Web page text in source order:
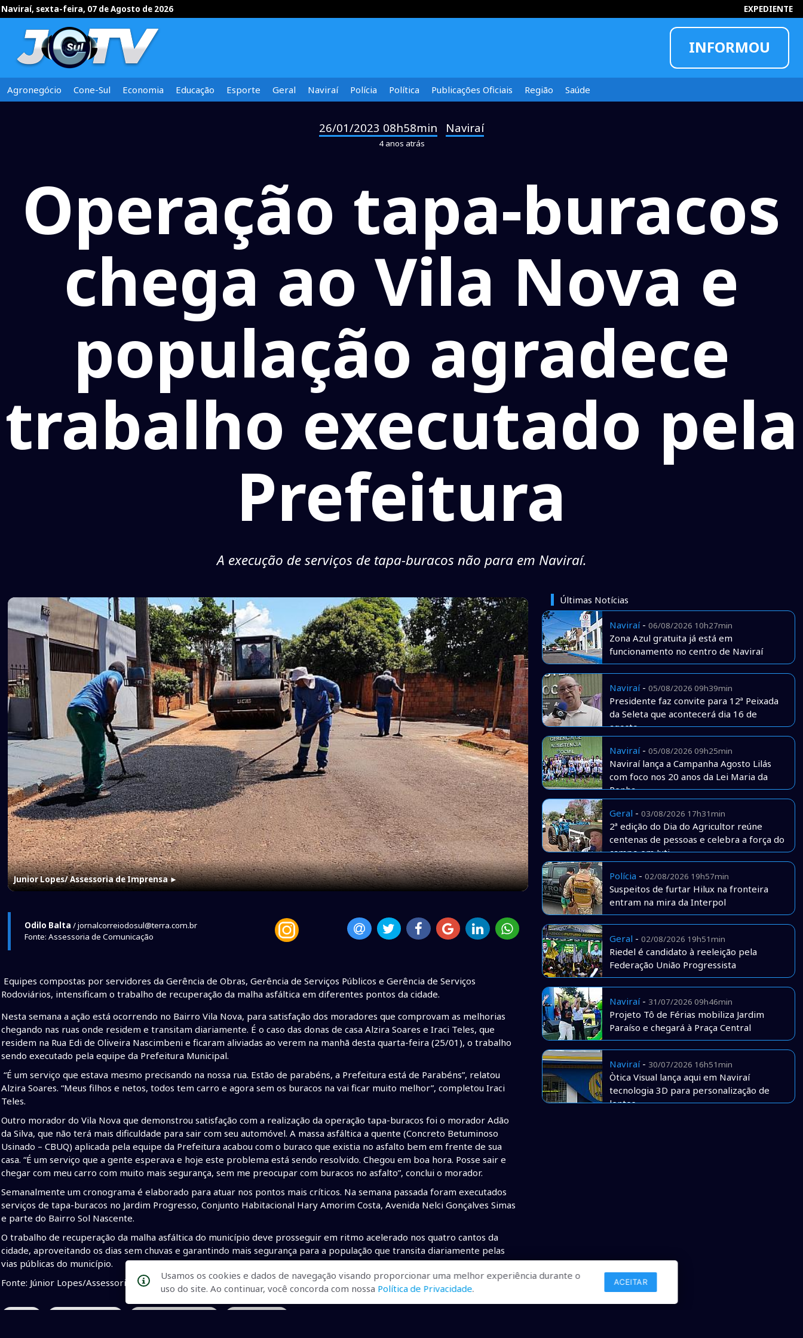
Naviraí, sexta-feira, 07 de Agosto de 2026 EXPEDIENTE
INFORMOU
Agronegócio Cone-Sul Economia Educação Esporte Geral Naviraí Polícia Política Publicações Oficiais Região Saúde
26/01/2023 08h58min Naviraí
4 anos atrás
Operação tapa-buracos
chega ao Vila Nova e
população agradece
trabalho executado pela
Prefeitura
A execução de serviços de tapa-buracos não para em Naviraí.
Junior Lopes/ Assessoria de Imprensa►
Odilo Balta / jornalcorreiodosul@terra.com.br
Fonte: Assessoria de Comunicação
Equipes compostas por servidores da Gerência de Obras, Gerência de Serviços Públicos e Gerência de Serviços
Rodoviários, intensificam o trabalho de recuperação da malha asfáltica em diferentes pontos da cidade.
Nesta semana a ação está ocorrendo no Bairro Vila Nova, para satisfação dos moradores que comprovam as melhorias
chegando nas ruas onde residem e transitam diariamente. É o caso das donas de casa Alzira Soares e Iraci Teles, que
residem na Rua Edi de Oliveira Nascimbeni e ficaram aliviadas ao verem na manhã desta quarta-feira (25/01), o trabalho
sendo executado pela equipe da Prefeitura Municipal.
“É um serviço que estava mesmo precisando na nossa rua. Estão de parabéns, a Prefeitura está de Parabéns”, relatou
Alzira Soares. “Meus filhos e netos, todos tem carro e agora sem os buracos na vai ficar muito melhor”, completou Iraci
Teles.
Outro morador do Vila Nova que demonstrou satisfação com a realização da operação tapa-buracos foi o morador Adão
da Silva, que não terá mais dificuldade para sair com seu automóvel. A massa asfáltica a quente (Concreto Betuminoso
Usinado – CBUQ) aplicada pela equipe da Prefeitura acabou com o buraco que existia no asfalto bem em frente de sua
casa. “É um serviço que a gente esperava e hoje este problema está sendo resolvido. Chegou em boa hora. Posse sair e
chegar com meu carro com muito mais segurança, sem me preocupar com buracos no asfalto”, conclui o morador.
Semanalmente um cronograma é elaborado para atuar nos pontos mais críticos. Na semana passada foram executados
serviços de tapa-buracos no Jardim Progresso, Conjunto Habitacional Hary Amorim Costa, Avenida Nelci Gonçalves Simas
e parte do Bairro Sol Nascente.
O trabalho de recuperação da malha asfáltica do município deve prosseguir em ritmo acelerado nos quatro cantos da
cidade, aproveitando os dias sem chuvas e garantindo mais segurança para a população que transita diariamente pelas
vias públicas do município.
Fonte: Júnior Lopes/Assessoria de Imprensa - Prefeitura de Naviraí - MS
Últimas Notícias
Naviraí- 06/08/2026 10h27min
Zona Azul gratuita já está em
funcionamento no centro de Naviraí
Naviraí- 05/08/2026 09h39min
Presidente faz convite para 12ª Peixada
da Seleta que acontecerá dia 16 de
agosto
Naviraí- 05/08/2026 09h25min
Naviraí lança a Campanha Agosto Lilás
com foco nos 20 anos da Lei Maria da
Penha
Geral - 03/08/2026 17h31min
2ª edição do Dia do Agricultor reúne
centenas de pessoas e celebra a força do
campo em Juti
Polícia - 02/08/2026 19h57min
Suspeitos de furtar Hilux na fronteira
entram na mira da Interpol
Geral - 02/08/2026 19h51min
Riedel é candidato à reeleição pela
Federação União Progressista
Naviraí- 31/07/2026 09h46min
Projeto Tô de Férias mobiliza Jardim
Paraíso e chegará à Praça Central
Naviraí- 30/07/2026 16h51min
Òtica Visual lança aqui em Naviraí
tecnologia 3D para personalização de
lentes
Usamos os cookies e dados de navegação visando proporcionar uma melhor experiência durante o
uso do site. Ao continuar, você concorda com nossa Política de Privacidade.
ACEITAR